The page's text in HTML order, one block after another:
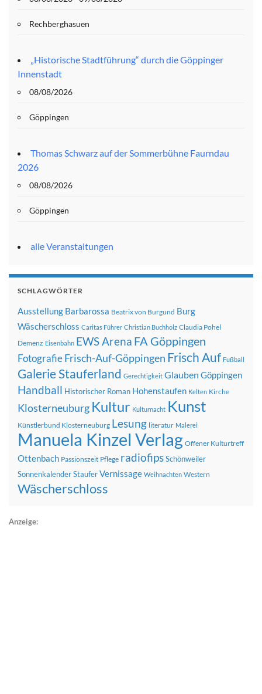
Rechberghasuen
„Historische Stadtführung“ durch die Göppinger
Innenstadt
08/08/2026
Göppingen
Thomas Schwarz auf der Sommerbühne Faurndau
2026
08/08/2026
Göppingen
alle Veranstaltungen
SCHLAGWÖRTER
Ausstellung Barbarossa Beatrix von Burgund Burg
Wäscherschloss Caritas Führer Christian Buchholz Claudia Pohel
Demenz Eisenbahn EWS Arena FA Göppingen
FotografieFrisch-Auf-Göppingen Frisch Auf Fußball
Galerie Stauferland Gerechtigkeit Glauben Göppingen
Handball Historischer Roman Hohenstaufen Kelten Kirche
Klosterneuburg Kultur Kulturnacht Kunst
Künstlerbund Klosterneuburg Lesung literatur Malerei
Manuela Kinzel Verlag Offener Kulturtreff
Ottenbach Passionszeit Pflege radiofipsSchönweiler
SonnenkalenderStauferVernissage Weihnachten Western
Wäscherschloss
Anzeige: